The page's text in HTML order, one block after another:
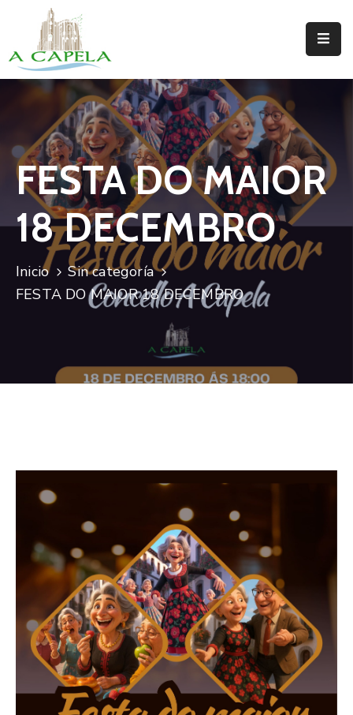
Inicio
Situación
Servizos
Turismo
Directorio
FESTA DO MAIOR
18 DECEMBRO
Inicio
Sin categoría
FESTA DO MAIOR 18 DECEMBRO